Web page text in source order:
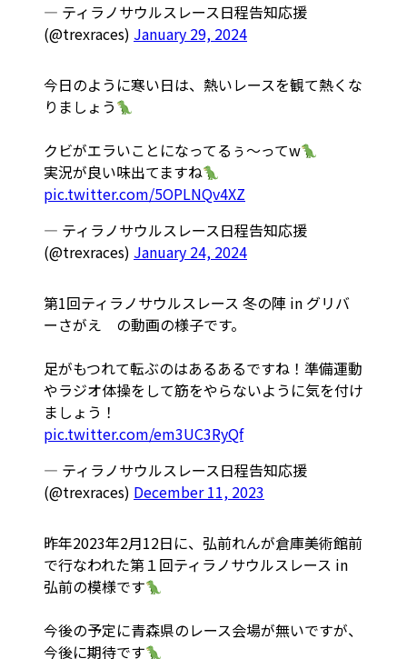
— ティラノサウルスレース日程告知応援
(@trexraces) January 29, 2024
今日のように寒い日は、熱いレースを観て熱くな
りましょう
クビがエラいことになってるぅ〜ってw
実況が良い味出てますね
pic.twitter.com/5OPLNQv4XZ
— ティラノサウルスレース日程告知応援
(@trexraces) January 24, 2024
第1回ティラノサウルスレース 冬の陣 in グリバ
ーさがえ の動画の様子です。
足がもつれて転ぶのはあるあるですね！準備運動
やラジオ体操をして筋をやらないように気を付け
ましょう！
pic.twitter.com/em3UC3RyQf
— ティラノサウルスレース日程告知応援
(@trexraces) December 11, 2023
昨年2023年2月12日に、弘前れんが倉庫美術館前
で行なわれた第１回ティラノサウルスレース in
弘前の模様です
今後の予定に青森県のレース会場が無いですが、
今後に期待です